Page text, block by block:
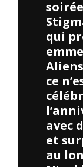
qui
ce
avec
et
au